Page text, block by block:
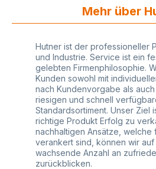
Mehr über
Hutner ist der professioneller
und Industrie. Service ist ein
gelebten Firmenphilosophie.
Kunden sowohl mit
nach Kundenvorgabe als auch
riesigen und schnell
Standardsortiment. Unser Ziel
richtige Produkt Erfolg zu
nachhaltigen Ansätze, welche
verankert sind, können wir
wachsende Anzahl an
zurückblicken.